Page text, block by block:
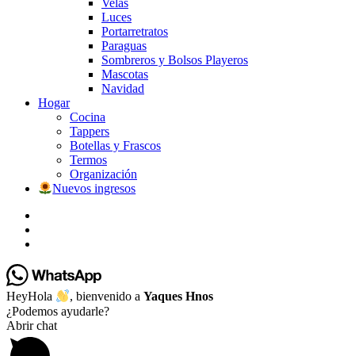
Luces
Portarretratos
Paraguas
Sombreros y Bolsos Playeros
Mascotas
Navidad
Hogar
Cocina
Tappers
Botellas y Frascos
Termos
Organización
Nuevos ingresos
HeyHola , bienvenido aYaques Hnos
¿Podemos ayudarle?
Abrir chat